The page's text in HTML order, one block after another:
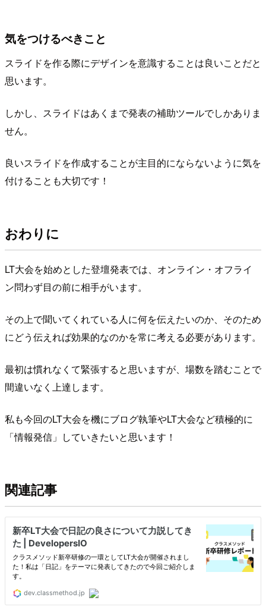
気をつけるべきこと
スライドを作る際にデザインを意識することは良いことだと
思います。
しかし、スライドはあくまで発表の補助ツールでしかありま
せん。
良いスライドを作成することが主目的にならないように気を
付けることも大切です！
おわりに
LT大会を始めとした登壇発表では、オンライン・オフライ
ン問わず目の前に相手がいます。
その上で聞いてくれている人に何を伝えたいのか、そのため
にどう伝えれば効果的なのかを常に考える必要があります。
最初は慣れなくて緊張すると思いますが、場数を踏むことで
間違いなく上達します。
私も今回のLT大会を機にブログ執筆やLT大会など積極的に
「情報発信」していきたいと思います！
関連記事